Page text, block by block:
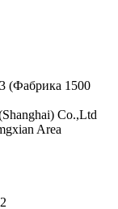
(Фабрика 1500
Co.,Ltd
Area